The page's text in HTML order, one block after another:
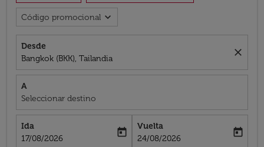
Código promocional expand_more
Desde
Bangkok (BKK), Tailandia
close
A
Seleccionar destino
Ida
fc-booking-departure-date-aria-label
17/08/2026
today
Vuelta
fc-booking-return-date-aria-label
24/08/2026
today